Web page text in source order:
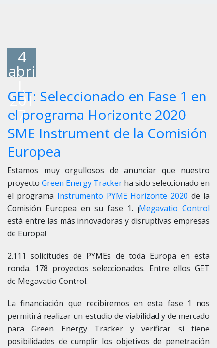
4
abri
201
7
GET: Seleccionado en Fase 1 en
el programa Horizonte 2020
SME Instrument de la Comisión
Europea
Estamos muy orgullosos de anunciar que nuestro
proyecto Green Energy Tracker ha sido seleccionado en
el programa Instrumento PYME Horizonte 2020de la
Comisión Europea en su fase 1. ¡Megavatio Control
está entre las más innovadoras y disruptivas empresas
de Europa!
2.111 solicitudes de PYMEs de toda Europa en esta
ronda. 178 proyectos seleccionados. Entre ellos GET
de Megavatio Control.
La financiación que recibiremos en esta fase 1 nos
permitirá realizar un estudio de viabilidad y de mercado
para Green Energy Tracker y verificar si tiene
posibilidades de cumplir los objetivos de penetración